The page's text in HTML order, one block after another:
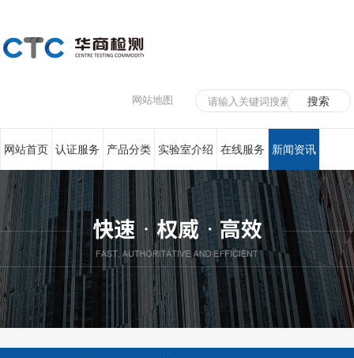
网站地图
网站首页 认证服务 产品分类 实验室介绍 在线服务 新闻资讯
联系我们